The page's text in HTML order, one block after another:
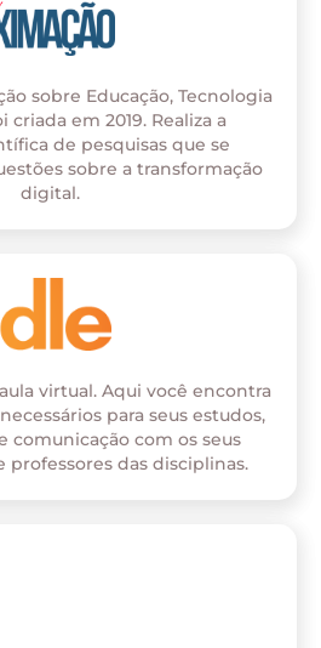
sobre Educação, Tecnologia
criada em 2019. Realiza a
de pesquisas que se
sobre a transformação
digital.
virtual. Aqui você encontra
para seus estudos,
comunicação com os seus
professores das disciplinas.